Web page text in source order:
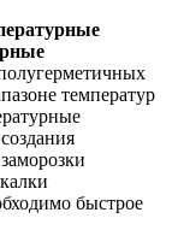
температур
быстрое